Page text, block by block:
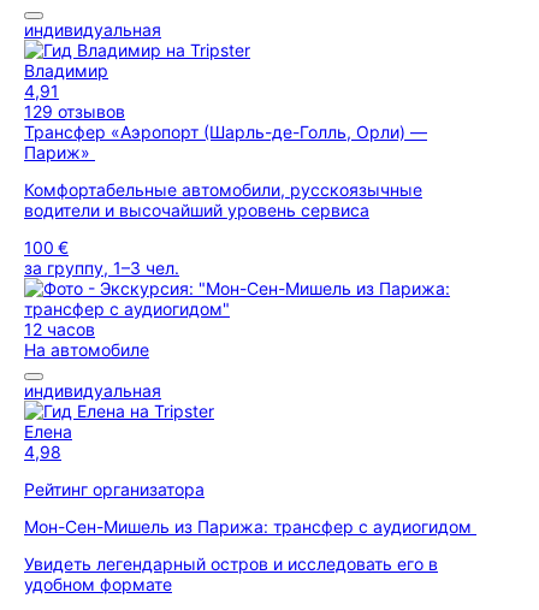
индивидуальная
Владимир
4,91
129 отзывов
Трансфер «Аэропорт (Шарль-де-Голль, Орли) —
Париж»
Комфортабельные автомобили, русскоязычные
водители и высочайший уровень сервиса
100 €
за группу, 1–3 чел.
12 часов
На автомобиле
индивидуальная
Елена
4,98
Рейтинг организатора
Мон-Сен-Мишель из Парижа: трансфер с аудиогидом
Увидеть легендарный остров и исследовать его в
удобном формате